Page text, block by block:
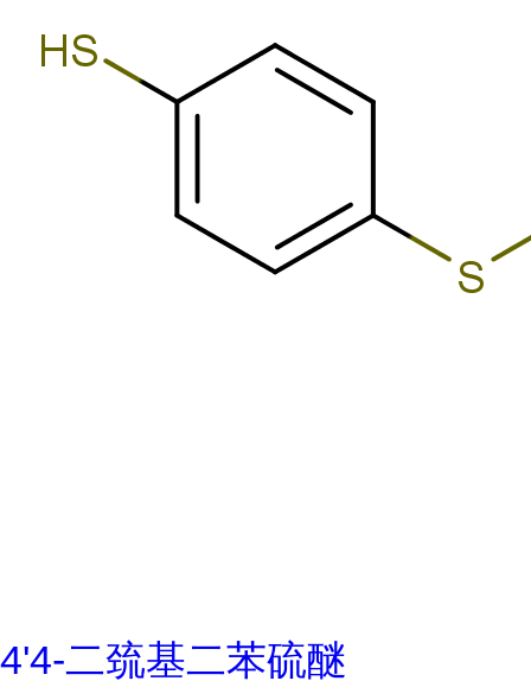
4'4-二巯基二苯硫醚